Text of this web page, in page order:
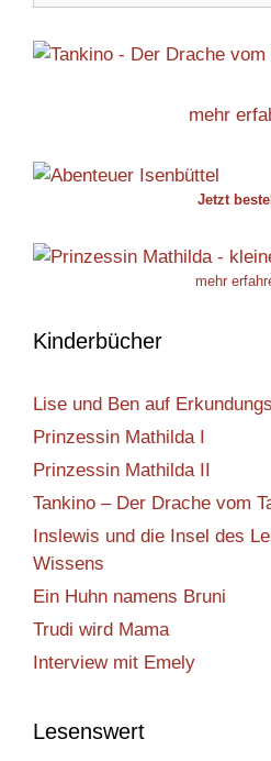
mehr
Jetzt
mehr
Kinderbücher
Lise und Ben auf
Prinzessin Mathilda I
Prinzessin Mathilda II
Tankino – Der Drache vom
Inslewis und die Insel des
Wissens
Ein Huhn namens Bruni
Trudi wird Mama
Interview mit Emely
Lesenswert